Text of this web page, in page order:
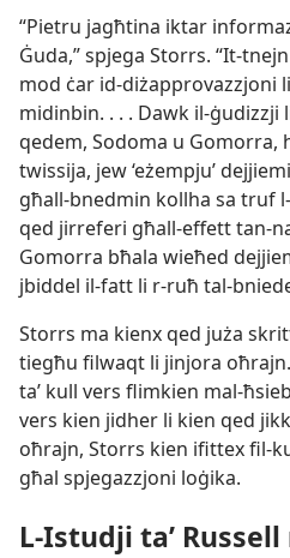
“Pietru jagħtina iktar
Ġuda,” spjega Storrs. “It-
mod ċar id-diżapprovazzjoni
midinbin. . . . Dawk il-
qedem, Sodoma u Gomorra,
twissija, jew ‘eżempju’
għall-bnedmin kollha sa truf
qed jirreferi għall-effett tan-
Gomorra bħala wieħed
jbiddel il-fatt li r-ruħ tal-
Storrs ma kienx qed juża
tiegħu filwaqt li jinjora
taʼ kull vers flimkien mal-
vers kien jidher li kien qed
oħrajn, Storrs kien ifittex fil-
għal spjegazzjoni loġika.
L-Istudji taʼ